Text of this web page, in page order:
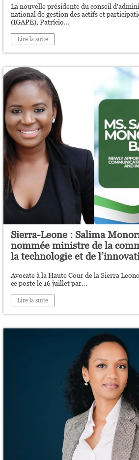
La nouvelle présidente du conseil
national de gestion des actifs et
(IGAPE), Patrício...
Lire la suite
Sierra-Leone : Salima
nommée ministre de la
la technologie et de
Avocate à la Haute Cour de la Sierra
ce poste le 16 juillet par...
Lire la suite